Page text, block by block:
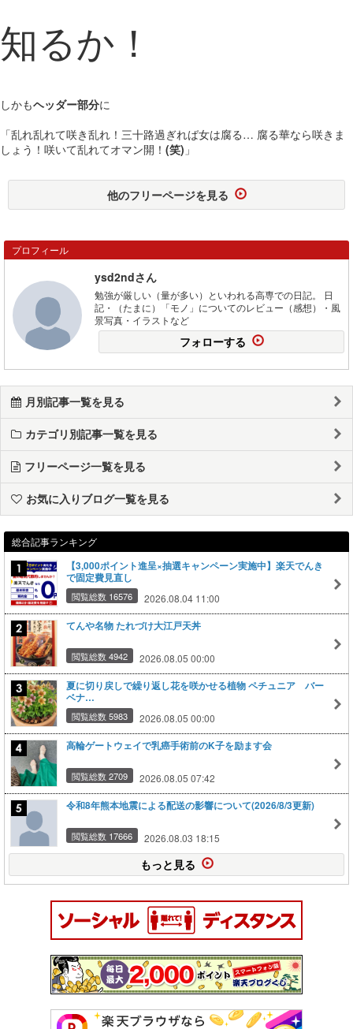
知るか！
しかもヘッダー部分に
「乱れ乱れて咲き乱れ！三十路過ぎれば女は腐る… 腐る華なら咲きま
しょう！咲いて乱れてオマン開！ (笑) 」
他のフリーページを見る
プロフィール
ysd2ndさん
勉強が厳しい（量が多い）といわれる高専での日記。 日
記・（たまに）「モノ」についてのレビュー（感想）・風
景写真・イラストなど
フォローする
月別記事一覧を見る
カテゴリ別記事一覧を見る
フリーページ一覧を見る
お気に入りブログ一覧を見る
総合記事ランキング
【3,000ポイント進呈×抽選キャンペーン実施中】楽天でんき
で固定費見直し
閲覧総数 16576 2026.08.04 11:00
てんや名物 たれづけ大江戸天丼
閲覧総数 4942 2026.08.05 00:00
夏に切り戻しで繰り返し花を咲かせる植物 ペチュニア バー
ベナ…
閲覧総数 5983 2026.08.05 00:00
高輪ゲートウェイで乳癌手術前のK子を励ます会
閲覧総数 2709 2026.08.05 07:42
令和8年熊本地震による配送の影響について(2026/8/3更新)
閲覧総数 17666 2026.08.03 18:15
もっと見る